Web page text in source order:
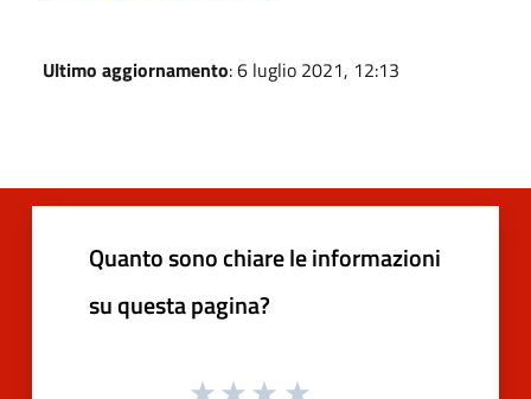
Ultimo aggiornamento: 6 luglio 2021, 12:13
Quanto sono chiare le informazioni
su questa pagina?